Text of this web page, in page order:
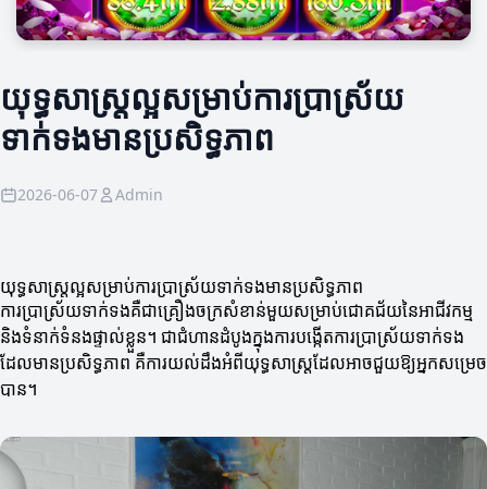
យុទ្ធសាស្ត្រល្អសម្រាប់ការប្រាស្រ័យ
ទាក់ទងមានប្រសិទ្ធភាព
2026-06-07 Admin
យុទ្ធសាស្ត្រល្អសម្រាប់ការប្រាស្រ័យទាក់ទងមានប្រសិទ្ធភាព
ការប្រាស្រ័យទាក់ទងគឺជាគ្រឿងចក្រ​សំខាន់​មួយសម្រាប់​ជោគជ័យនៃអាជីវកម្ម
និងទំនាក់ទំនងផ្ទាល់ខ្លួន។ ជាជំហានដំបូងក្នុងការបង្កើតការប្រាស្រ័យទាក់ទង
ដែលមានប្រសិទ្ធភាព គឺការយល់ដឹងអំពីយុទ្ធសាស្ត្រដែលអាចជួយឱ្យអ្នកសម្រេច
បាន។